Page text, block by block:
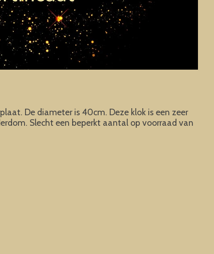
De diameter is 40cm. Deze klok is een zeer
Slecht een beperkt aantal op voorraad van